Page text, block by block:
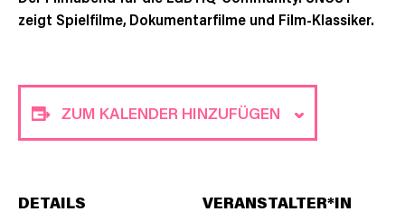
zeigt Spielfilme, Dokumentarfilme und Film-Klassiker.
ZUM KALENDER HINZUFÜGEN
DETAILS
VERANSTALTER*IN